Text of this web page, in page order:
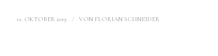
11. OKTOBER 2019 / VON FLORIAN SCHNEIDER